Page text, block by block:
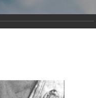
Земли
создан по
и